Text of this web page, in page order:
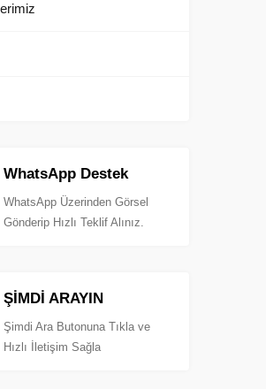
WhatsApp Destek
WhatsApp Üzerinden Görsel
Gönderip Hızlı Teklif Alınız.
ŞİMDİ ARAYIN
Şimdi Ara Butonuna Tıkla ve
Hızlı İletişim Sağla